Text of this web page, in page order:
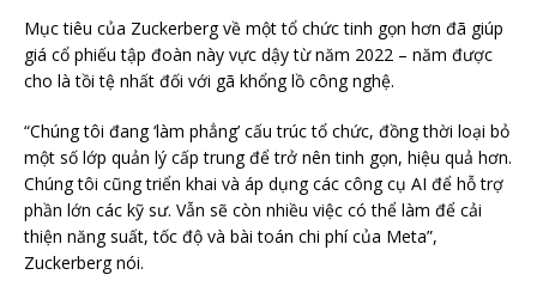
Mục tiêu của Zuckerberg về một tổ chức tinh gọn hơn đã giúp
giá cổ phiếu tập đoàn này vực dậy từ năm 2022 – năm được
cho là tồi tệ nhất đối với gã khổng lồ công nghệ.
“Chúng tôi đang ‘làm phẳng’ cấu trúc tổ chức, đồng thời loại bỏ
một số lớp quản lý cấp trung để trở nên tinh gọn, hiệu quả hơn.
Chúng tôi cũng triển khai và áp dụng các công cụ AI để hỗ trợ
phần lớn các kỹ sư. Vẫn sẽ còn nhiều việc có thể làm để cải
thiện năng suất, tốc độ và bài toán chi phí của Meta”,
Zuckerberg nói.